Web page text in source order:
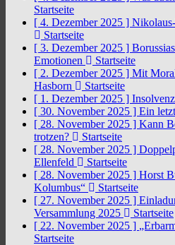
Startseite
[ 4. Dezember 2025 ]
Startseite
[ 3. Dezember 2025 ]
Emotionen
Startseite
[ 2. Dezember 2025 ] Mit
Hasborn
Startseite
[ 1. Dezember 2025 ]
[ 30. November 2025 ] Ein
[ 28. November 2025 ] Kann
trotzen?
Startseite
[ 28. November 2025 ]
Ellenfeld
Startseite
[ 28. November 2025 ] Horst
Kolumbus“
Startseite
[ 27. November 2025 ]
Versammlung 2025
Startseite
[ 22. November 2025 ]
Startseite